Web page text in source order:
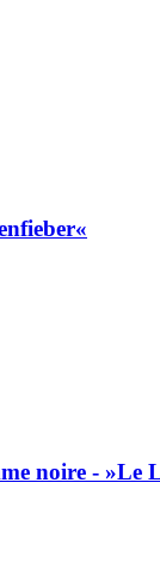
noire - »Le